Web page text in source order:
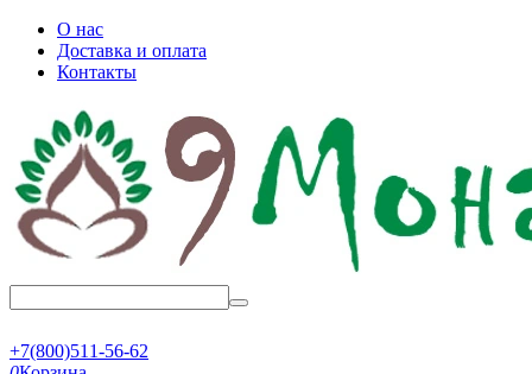
О нас
Доставка и оплата
Контакты
+7(800)511-56-62